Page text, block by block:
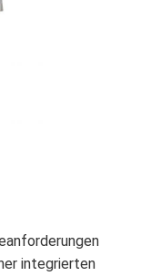
integrierten